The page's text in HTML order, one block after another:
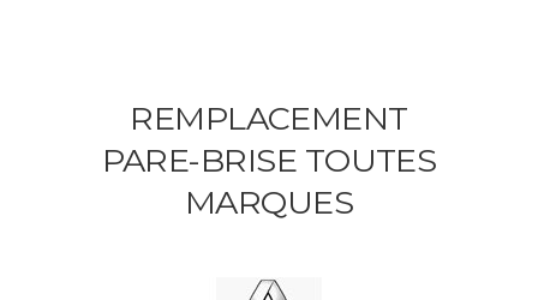
REMPLACEMENT
PARE-BRISE TOUTES
MARQUES